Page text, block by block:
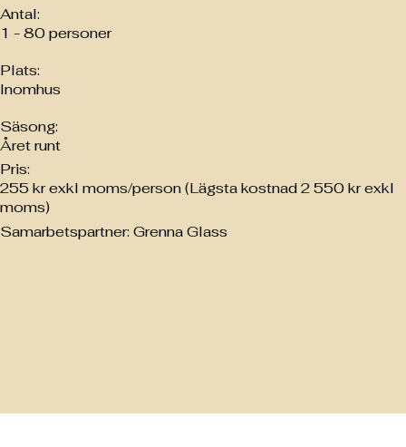
Samarbetspartner: Grenna Glass
255 kr exkl moms/person (Lägsta kostnad 2 550 kr exkl
moms)
Pris:
Året runt
Säsong:
Inomhus
Plats:
1 - 80 personer
Antal: